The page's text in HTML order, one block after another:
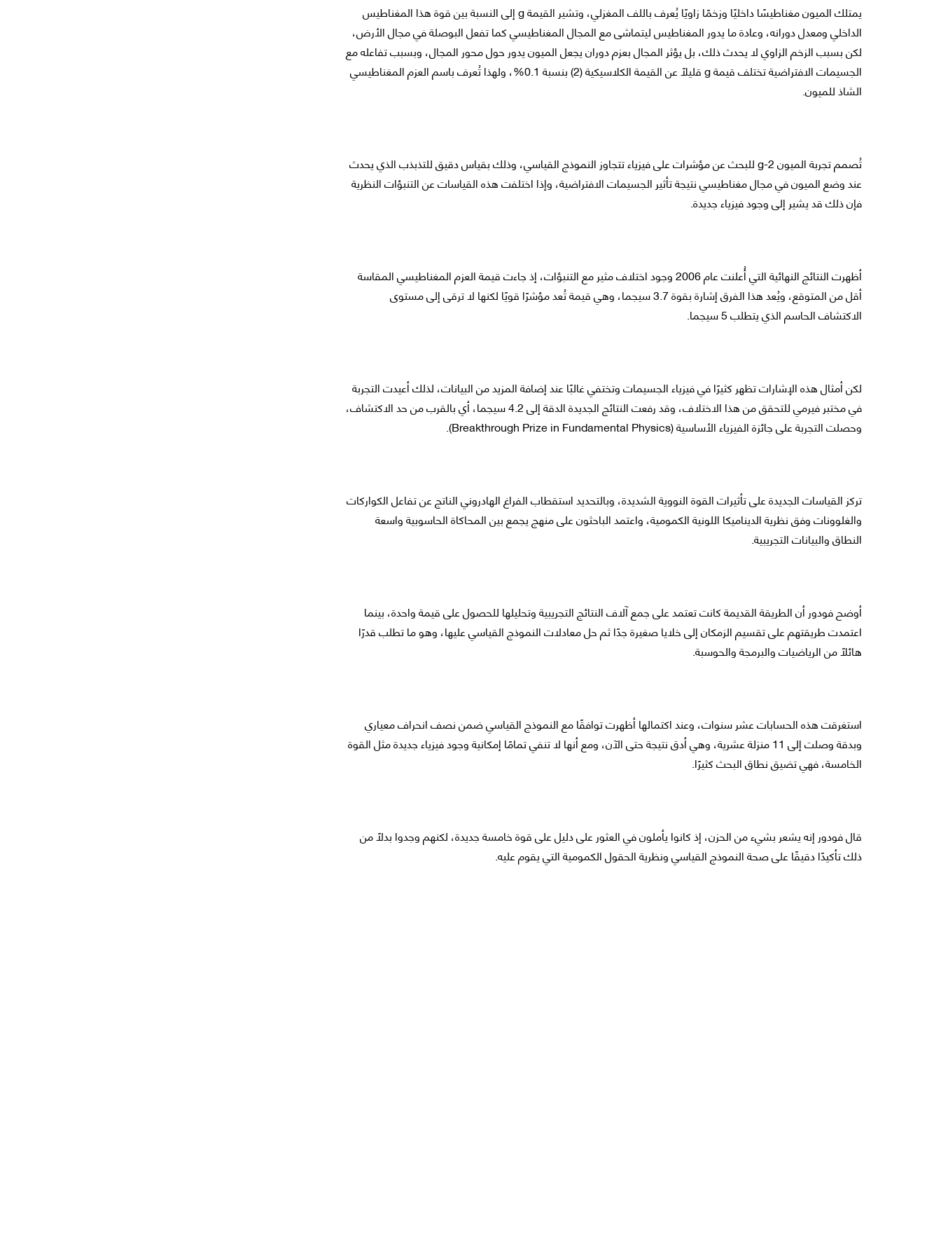
يمتلك الميون مغناطيسًا داخليًا وزخمًا زاويًا يُعرف باللف المغزلي، وتشير القيمة g إلى النسبة بين قوة هذا المغناطيس
الداخلي ومعدل دورانه، وعادة ما يدور المغناطيس ليتماشى مع المجال المغناطيسي كما تفعل البوصلة في مجال الأرض،
لكن بسبب الزخم الزاوي لا يحدث ذلك، بل يؤثر المجال بعزم دوران يجعل الميون يدور حول محور المجال، وبسبب تفاعله مع
الجسيمات الافتراضية تختلف قيمة g قليلًا عن القيمة الكلاسيكية (2) بنسبة 0.1%، ولهذا تُعرف باسم العزم المغناطيسي
الشاذ للميون.
تُصمم تجربة الميون g-2 للبحث عن مؤشرات على فيزياء تتجاوز النموذج القياسي، وذلك بقياس دقيق للتذبذب الذي يحدث
عند وضع الميون في مجال مغناطيسي نتيجة تأثير الجسيمات الافتراضية، وإذا اختلفت هذه القياسات عن التنبؤات النظرية
فإن ذلك قد يشير إلى وجود فيزياء جديدة.
أظهرت النتائج النهائية التي أُعلنت عام 2006 وجود اختلاف مثير مع التنبؤات، إذ جاءت قيمة العزم المغناطيسي المقاسة
أقل من المتوقع، ويُعد هذا الفرق إشارة بقوة 3.7 سيجما، وهي قيمة تُعد مؤشرًا قويًا لكنها لا ترقى إلى مستوى
الاكتشاف الحاسم الذي يتطلب 5 سيجما.
لكن أمثال هذه الإشارات تظهر كثيرًا في فيزياء الجسيمات وتختفي غالبًا عند إضافة المزيد من البيانات، لذلك أعيدت التجربة
في مختبر فيرمي للتحقق من هذا الاختلاف، وقد رفعت النتائج الجديدة الدقة إلى 4.2 سيجما، أي بالقرب من حد الاكتشاف،
وحصلت التجربة على جائزة الفيزياء الأساسية (Breakthrough Prize in Fundamental Physics).
تركز القياسات الجديدة على تأثيرات القوة النووية الشديدة، وبالتحديد استقطاب الفراغ الهادروني الناتج عن تفاعل الكواركات
والغلوونات وفق نظرية الديناميكا اللونية الكمومية، واعتمد الباحثون على منهج يجمع بين المحاكاة الحاسوبية واسعة
النطاق والبيانات التجريبية.
أوضح فودور أن الطريقة القديمة كانت تعتمد على جمع آلاف النتائج التجريبية وتحليلها للحصول على قيمة واحدة، بينما
اعتمدت طريقتهم على تقسيم الزمكان إلى خلايا صغيرة جدًا ثم حل معادلات النموذج القياسي عليها، وهو ما تطلب قدرًا
هائلًا من الرياضيات والبرمجة والحوسبة.
استغرقت هذه الحسابات عشر سنوات، وعند اكتمالها أظهرت توافقًا مع النموذج القياسي ضمن نصف انحراف معياري
وبدقة وصلت إلى 11 منزلة عشرية، وهي أدق نتيجة حتى الآن، ومع أنها لا تنفي تمامًا إمكانية وجود فيزياء جديدة مثل القوة
الخامسة، فهي تضيق نطاق البحث كثيرًا.
قال فودور إنه يشعر بشيء من الحزن، إذ كانوا يأملون في العثور على دليل على قوة خامسة جديدة، لكنهم وجدوا بدلًا من
ذلك تأكيدًا دقيقًا على صحة النموذج القياسي ونظرية الحقول الكمومية التي يقوم عليه.